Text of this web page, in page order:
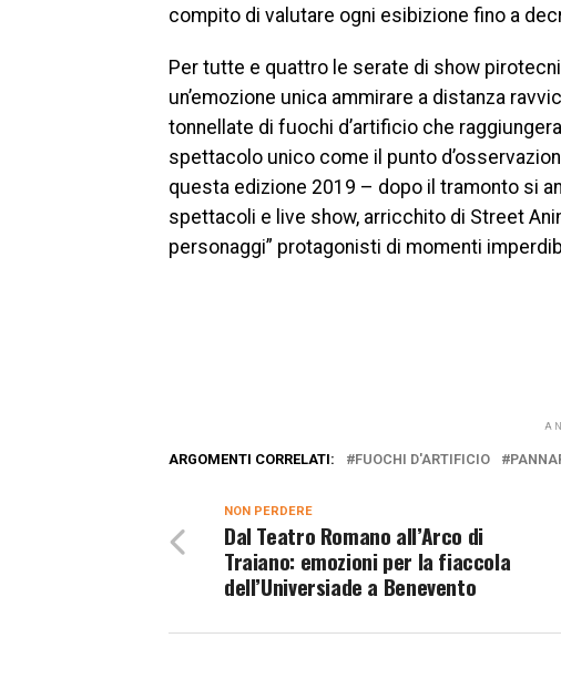
compito di valutare ogni esibizione fino a
Per tutte e quattro le serate di show
un’emozione unica ammirare a distanza
tonnellate di fuochi d’artificio che
spettacolo unico come il punto
questa edizione 2019 – dopo il tramonto si
spettacoli e live show, arricchito di Street
personaggi” protagonisti di momenti
ARGOMENTI CORRELATI: FUOCHI D'ARTIFICIO
NON PERDERE
Dal Teatro Romano all’Arco di
Traiano: emozioni per la fiaccola
dell’Universiade a Benevento